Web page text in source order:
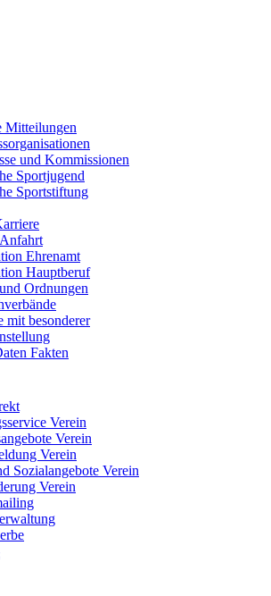
Mitteilungen
und Kommissionen
Sportjugend
Sportstiftung
Ehrenamt
Hauptberuf
Ordnungen
mit beson­de­rer
Fakten
Verein
Verein
Verein
Sozi­al­an­ge­bote Verein
Verein